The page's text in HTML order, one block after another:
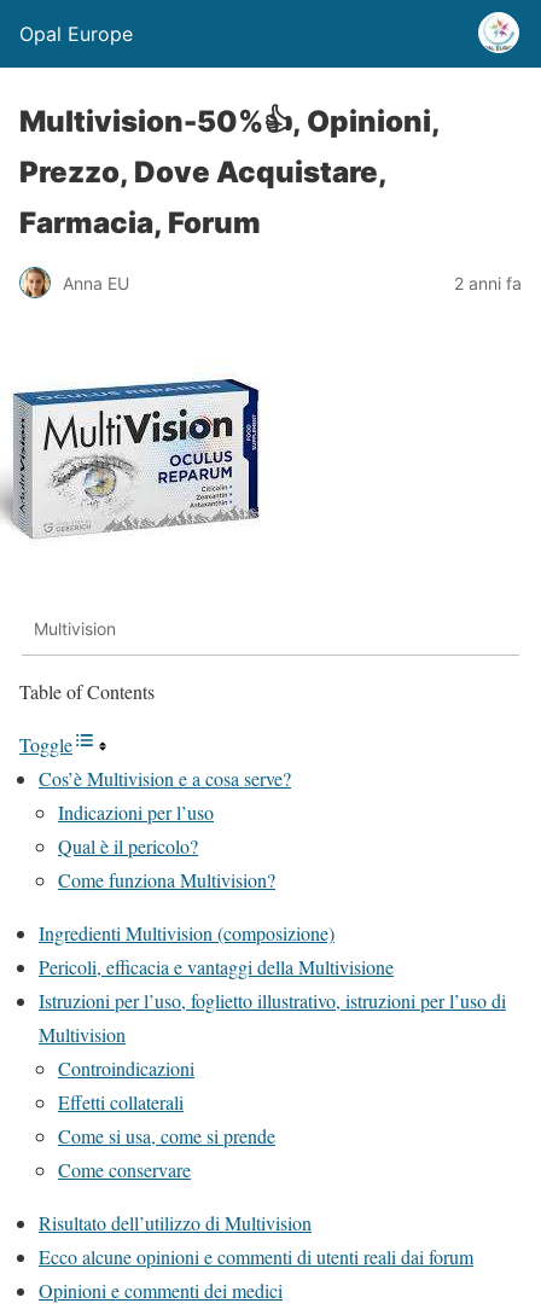
Opal Europe
Multivision-50%👍, Opinioni,
Prezzo, Dove Acquistare,
Farmacia, Forum
Anna EU 2 anni fa
Multivision
Table of Contents
Toggle
Cos’è Multivision e a cosa serve?
Indicazioni per l’uso
Qual è il pericolo?
Come funziona Multivision?
Ingredienti Multivision (composizione)
Pericoli, efficacia e vantaggi della Multivisione
Istruzioni per l’uso, foglietto illustrativo, istruzioni per l’uso di
Multivision
Controindicazioni
Effetti collaterali
Come si usa, come si prende
Come conservare
Risultato dell’utilizzo di Multivision
Ecco alcune opinioni e commenti di utenti reali dai forum
Opinioni e commenti dei medici